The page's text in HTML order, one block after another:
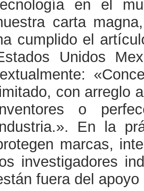
en el
carta
cumplido el
Unidos
con arreglo
o
En la
marcas,
investigadores
fuera del